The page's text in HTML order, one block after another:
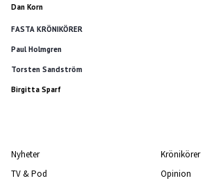
Dan Korn
FASTA KRÖNIKÖRER
Paul Holmgren
Torsten Sandström
Birgitta Sparf
Nyheter
TV & Pod
Krönikörer
Opinion